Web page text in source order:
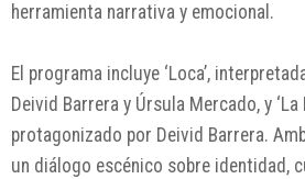
herramienta narrativa y emocional.
El programa incluye ‘Loca’,
Deivid Barrera y Úrsula Mercado, y ‘La
protagonizado por Deivid Barrera.
un diálogo escénico sobre identidad,